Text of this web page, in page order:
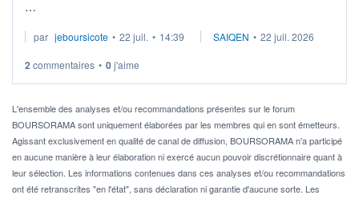
via un ETF plutôt que des actions individuelles.
Idéalement, je voudrais qu'il soit éligible au PEA.
Pour l' ...
par jeboursicote • 22 juil. • 14:39 SAIQEN • 22 juil. 2026
2 commentaires • 0j'aime
L'ensemble des analyses et/ou recommandations présentes sur le forum
BOURSORAMA sont uniquement élaborées par les membres qui en sont émetteurs.
Agissant exclusivement en qualité de canal de diffusion, BOURSORAMA n'a participé
en aucune manière à leur élaboration ni exercé aucun pouvoir discrétionnaire quant à
leur sélection. Les informations contenues dans ces analyses et/ou recommandations
ont été retranscrites "en l'état", sans déclaration ni garantie d'aucune sorte. Les